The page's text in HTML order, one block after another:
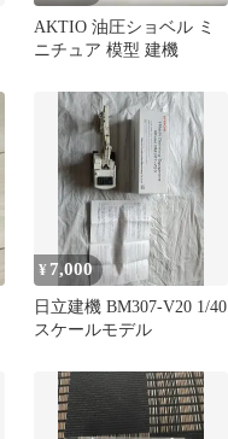
AKTIO 油圧ショベル ミ
ニチュア 模型 建機
¥ 7,000
日立建機 BM307-V20 1/40
スケールモデル